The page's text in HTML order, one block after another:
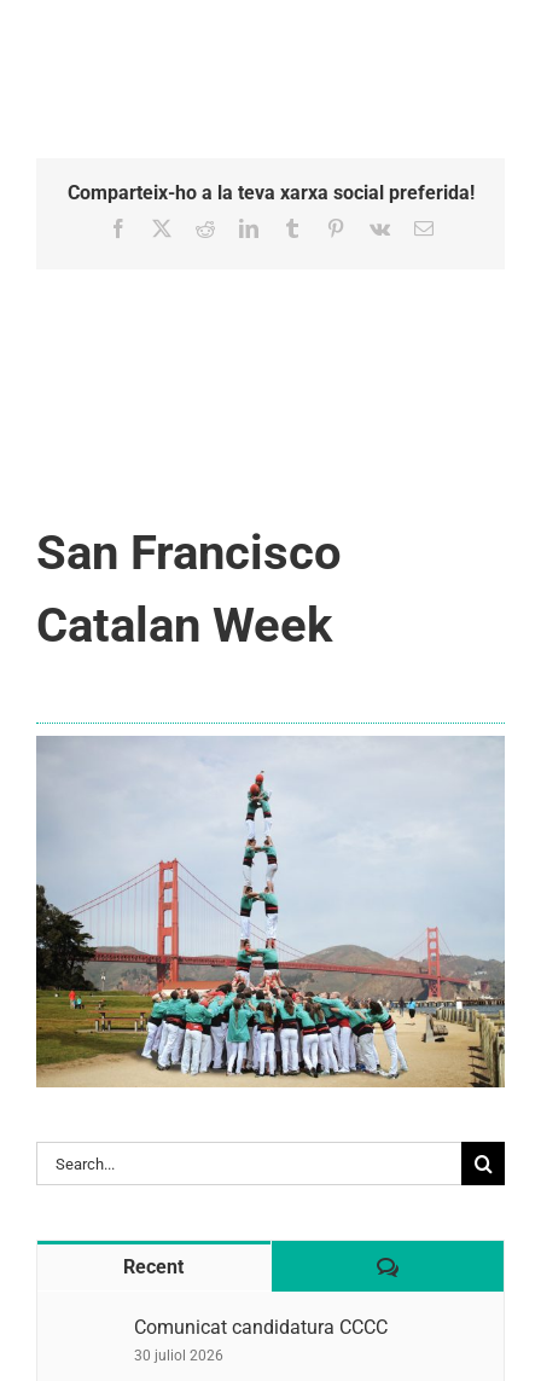
Comparteix-ho a la teva xarxa social preferida!
Facebook RedditLinkedInTumblr Pinterest
Vk Email:
San Francisco
Catalan Week
Search
for:
Recent Comentaris
Comunicat candidatura CCCC
30 juliol 2026